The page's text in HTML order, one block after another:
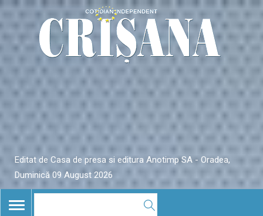
Editat de Casa de presa si editura Anotimp SA - Oradea,
Duminică 09 August 2026
TOGGLE